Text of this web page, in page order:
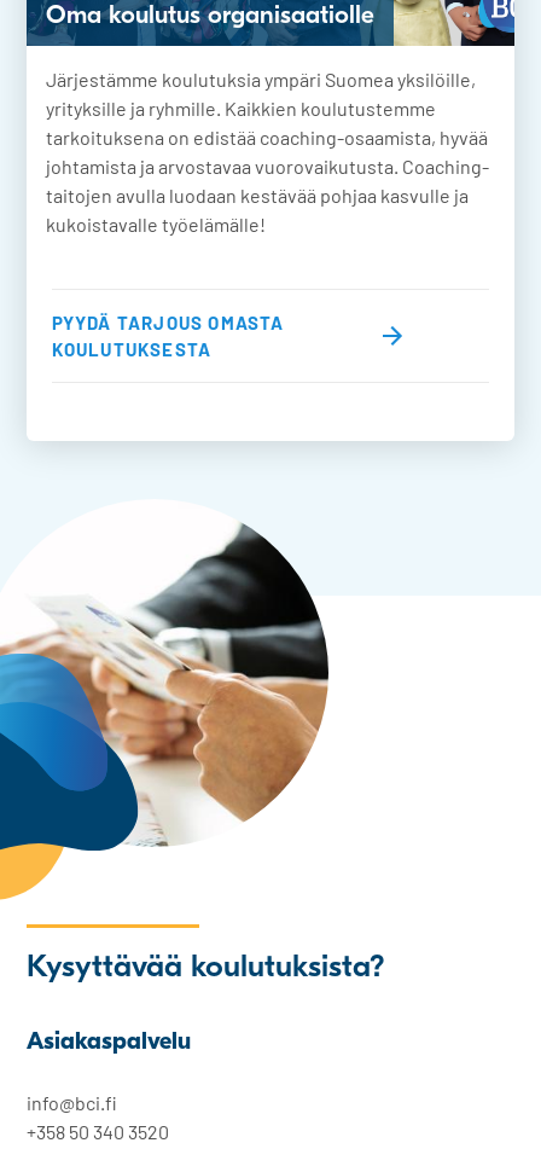
Oma koulutus organisaatiolle
Järjestämme koulutuksia ympäri Suomea yksilöille,
yrityksille ja ryhmille. Kaikkien koulutustemme
tarkoituksena on edistää coaching-osaamista, hyvää
johtamista ja arvostavaa vuorovaikutusta. Coaching-
taitojen avulla luodaan kestävää pohjaa kasvulle ja
kukoistavalle työelämälle!
PYYDÄ TARJOUS OMASTA
KOULUTUKSESTA
Kysyttävää koulutuksista?
Asiakaspalvelu
info@bci.fi
+358 50 340 3520